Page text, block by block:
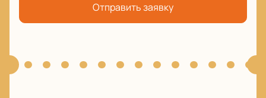
Отправить заявку